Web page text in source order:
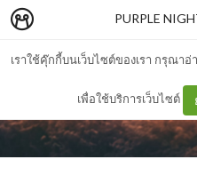
เราใช้คุ๊กกี้บนเว็บไซต์ของเรา กรุณา
เพื่อใช้บริการเว็บไซต์
PURPLE